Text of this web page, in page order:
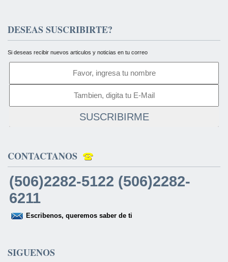
DESEAS SUSCRIBIRTE?
Si deseas recibir nuevos articulos y noticias en tu correo
SUSCRIBIRME
CONTACTANOS
(506)2282-5122 (506)2282-
6211
Escribenos, queremos saber de ti
SIGUENOS